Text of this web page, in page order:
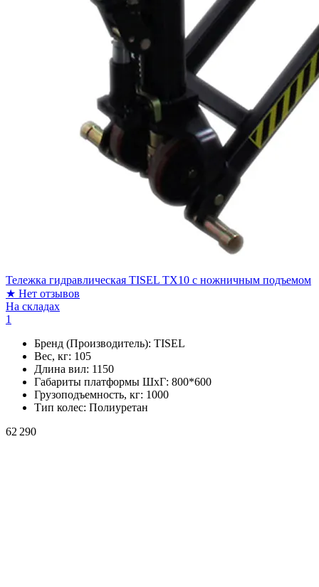
Тележка гидравлическая TISEL TX10 c ножничным подъемом
★ Нет отзывов
На складах
1
Бренд (Производитель): TISEL
Вес, кг: 105
Длина вил: 1150
Габариты платформы ШxГ: 800*600
Грузоподъемность, кг: 1000
Тип колес: Полиуретан
62 290